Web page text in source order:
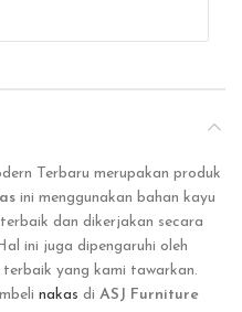
Terbaru merupakan produk
ini menggunakan bahan kayu
dan dikerjakan secara
ini juga dipengaruhi oleh
yang kami tawarkan.
nakas di ASJ Furniture